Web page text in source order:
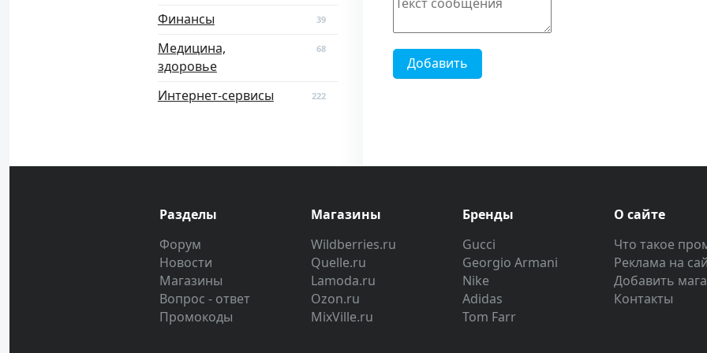
Добавить
Финансы 39
Медицина,
здоровье
68
Интернет-сервисы 222
Разделы
Форум
Новости
Магазины
Вопрос - ответ
Промокоды
Магазины
Wildberries.ru
Quelle.ru
Lamoda.ru
Ozon.ru
MixVille.ru
Бренды
Gucci
Georgio Armani
Nike
Adidas
Tom Farr
О сайте
Что такое
Реклама на
Добавить
Контакты